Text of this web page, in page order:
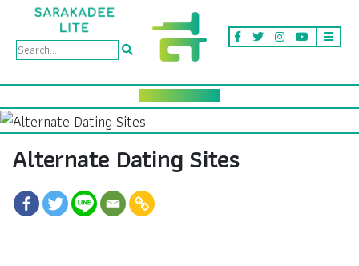
Alternate Dating Sites